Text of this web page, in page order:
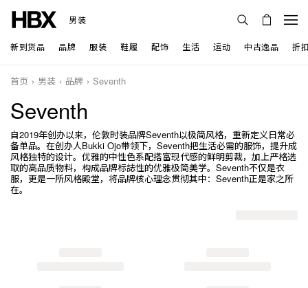
男装
新到货品 品牌 服装 鞋履 配饰 生活 运动 中古逸品 折
首页 男装 品牌 Seventh
Seventh
自2019年创办以来，伦敦时装品牌Seventh以极简风格，重新定义日常必
备单品。在创办人Bukki Ojo带领下，Seventh把生活必需的服饰，提升成
风格独特的设计。优雅的中性色系配搭富现代感的鲜明剪裁，加上严格选
取的高品质物料，构成品牌标誌性的优雅极简美学。Seventh不仅是衣
服，更是一所风格殿堂，将品牌核心理念贯彻其中：Seventh正是家之所
在。